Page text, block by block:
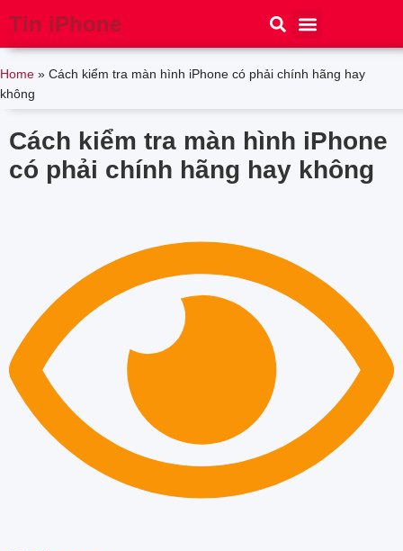
Tin iPhone
Home » Cách kiểm tra màn hình iPhone có phải chính hãng hay
không
Cách kiểm tra màn hình iPhone
có phải chính hãng hay không